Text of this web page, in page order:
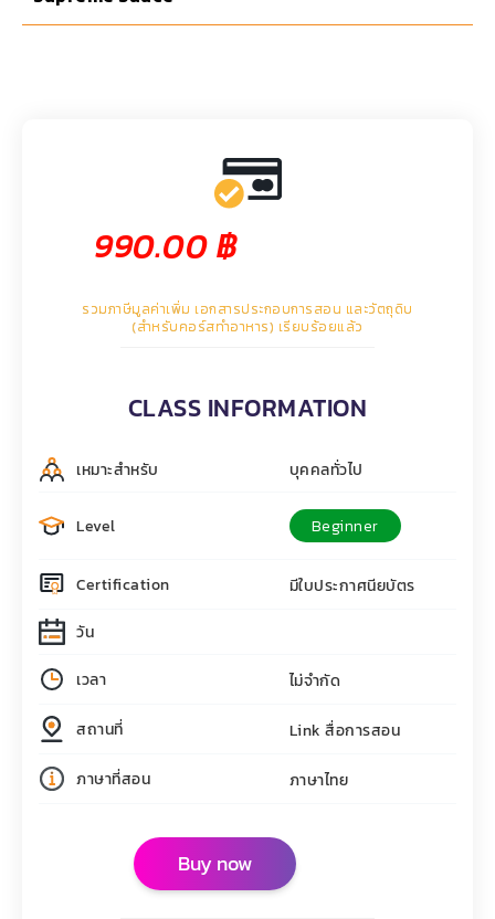
990.00฿
รวมภาษีมูลค่าเพิ่ม เอกสารประกอบการสอน และวัตถุดิบ
(สำหรับคอร์สทำอาหาร) เรียบร้อยแล้ว
CLASS INFORMATION
เหมาะสำหรับ บุคคลทั่วไป
Level Beginner
Certification
มีใบประกาศนียบัตร
วัน
เวลา ไม่จำกัด
สถานที่ Link สื่อการสอน
ภาษาที่สอน ภาษาไทย
Buy now